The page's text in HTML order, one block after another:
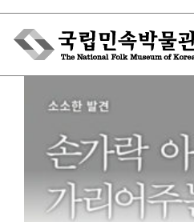
Skip
content
박물관에서는
민속이야기